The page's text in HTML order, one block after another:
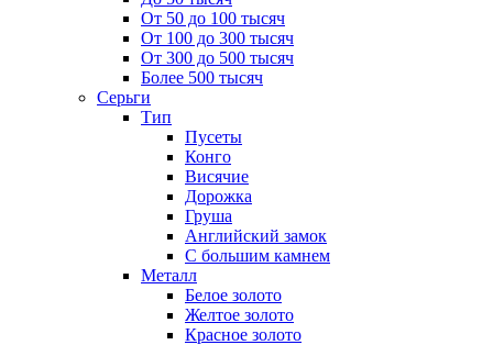
От 50 до 100 тысяч
От 100 до 300 тысяч
От 300 до 500 тысяч
Более 500 тысяч
Серьги
Тип
Пусеты
Конго
Висячие
Дорожка
Груша
Английский замок
С большим камнем
Металл
Белое золото
Желтое золото
Красное золото